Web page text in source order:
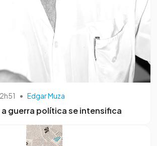
• Edgar Muza
guerra política se intensifica